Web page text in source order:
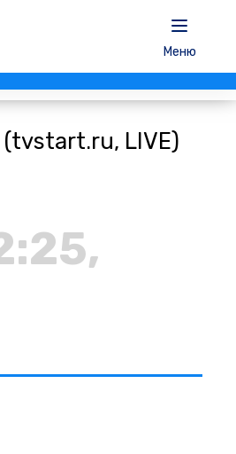
Меню
LIVE)